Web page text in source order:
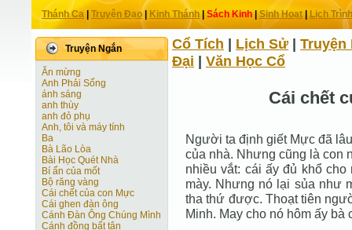
Thánh Ca Truyện Ðạo| Kinh Thánh Sách Kinh|Sinh Hoạt| Lịch Trình
Truyện Ngắn
Ăn mừng
Anh Phải Sống
ánh sáng
anh thùy
anh đỏ phụ
Anh, tôi và máy tính
Ba
Bà Lão Lòa
Bài Học Quét Nhà
Bí ẩn của mốt
Bộ răng vàng
Cái chết của con Mực
Cái ghen đàn ông
Cánh Ðàn Ông Chúng Mình
Cánh đồng bất tận
Cổ Tích Lịch Sử
Truyện
Ðại
Văn Học Cổ
Cái chết
Người ta định giết Mực đã
của nhà. Nhưng cũng là con
nhiều vắt: cái ấy đủ khổ
mày. Nhưng nó lại sủa như
tha thứ được. Thoạt tiên
Minh. May cho nó hôm ấy bà